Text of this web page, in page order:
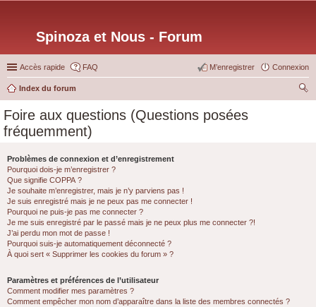
Spinoza et Nous - Forum
Accès rapide FAQ Connexion
M’enregistrer
Index du forum
Foire aux questions (Questions posées
fréquemment)
Problèmes de connexion et d’enregistrement
Pourquoi dois-je m’enregistrer ?
Que signifie COPPA ?
Je souhaite m’enregistrer, mais je n’y parviens pas !
Je suis enregistré mais je ne peux pas me connecter !
Pourquoi ne puis-je pas me connecter ?
Je me suis enregistré par le passé mais je ne peux plus me connecter ?!
J’ai perdu mon mot de passe !
Pourquoi suis-je automatiquement déconnecté ?
À quoi sert « Supprimer les cookies du forum » ?
Paramètres et préférences de l’utilisateur
Comment modifier mes paramètres ?
Comment empêcher mon nom d’apparaître dans la liste des membres connectés ?